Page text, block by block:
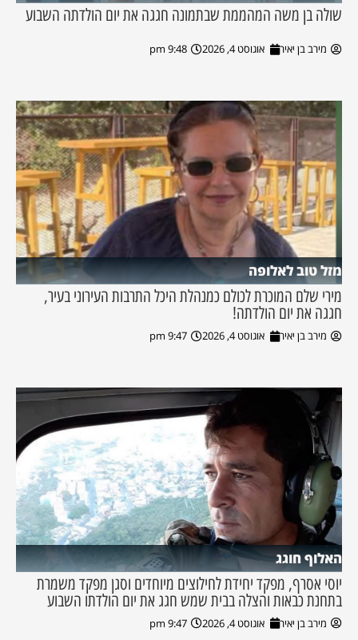
שולה בן משה המהממת שבתמונה חגגה את יום הולדתה השבוע
מירב בן יאיר אוגוסט 4, 2026 9:48 pm
מזל טוב לאלופה
מירי שלם המוכרת לכולם כמנהלת היכל התרבות העירוני בעיר,
חגגה את יום הולדתה!
מירב בן יאיר אוגוסט 4, 2026 9:47 pm
האלוף חוגג
יוסי אסרף, מפקד יחידת לחילוצים מיוחדים וסגן מפקד משמרת
בתחנת כבאות והצלה בבית שמש חגג את יום הולדתו השבוע
מירב בן יאיר אוגוסט 4, 2026 9:47 pm